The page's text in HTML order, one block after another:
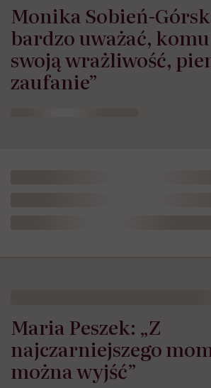
Monika Sobień-
bardzo uważać,
swoją wrażliwość,
zaufanie”
Maria Peszek: „Z
najczarniejszego
można wyjść”